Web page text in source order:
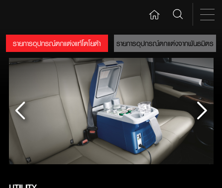
รายการอุปกรณ์ตกแต่งแท้โตโยต้า รายการอุปกรณ์ตกแต่งจากพันธมิตร